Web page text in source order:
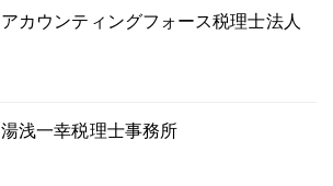
アカウンティングフォース税理士法人
湯浅一幸税理士事務所